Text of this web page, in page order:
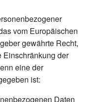
vom Europäischen
gewährte Recht,
Einschränkung der
eine der
ist:
Daten